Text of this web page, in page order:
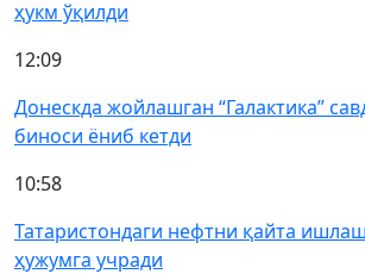
ҳукм ўқилди
12:09
Донескда жойлашган “Галактика”
биноси ёниб кетди
10:58
Татаристондаги нефтни қайта
ҳужумга учради